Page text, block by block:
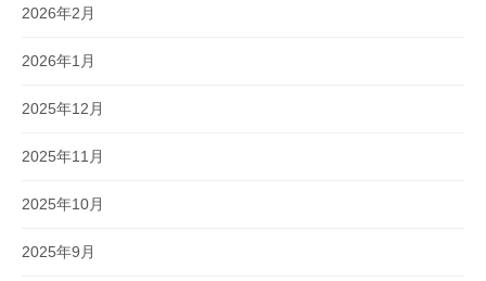
2026年2月
2026年1月
2025年12月
2025年11月
2025年10月
2025年9月